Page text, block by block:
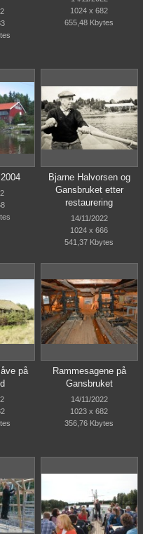
1024 x 682
655,48 Kbytes
Bjarne Halvorsen og
Gansbruket etter
restaurering
14/11/2022
1024 x 666
541,37 Kbytes
på
Rammesagene på
Gansbruket
14/11/2022
1023 x 682
356,76 Kbytes